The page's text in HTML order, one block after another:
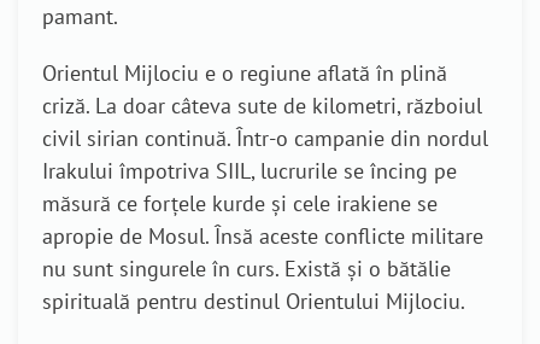
pamant.
Orientul Mijlociu e o regiune aflată în plină
criză. La doar câteva sute de kilometri, războiul
civil sirian continuă. Într-o campanie din nordul
Irakului împotriva SIIL, lucrurile se încing pe
măsură ce forțele kurde și cele irakiene se
apropie de Mosul. Însă aceste conflicte militare
nu sunt singurele în curs. Există și o bătălie
spirituală pentru destinul Orientului Mijlociu.